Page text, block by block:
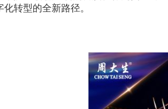
，珠璧交辉。随着周大生独家